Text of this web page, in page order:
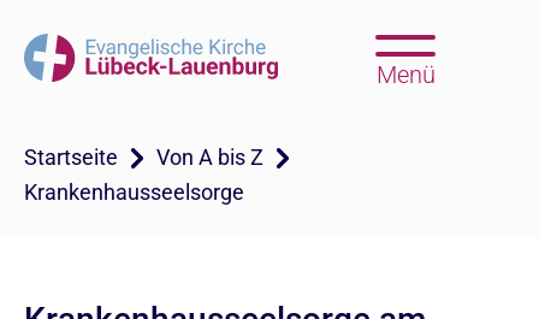
Menü
Startseite
Von A bis Z
Krankenhausseelsorge